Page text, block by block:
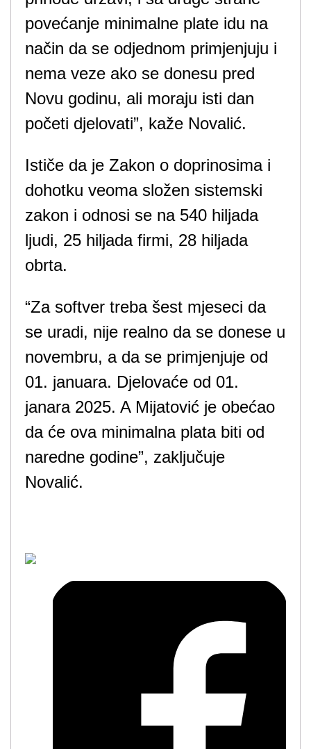
povećanje minimalne plate idu na
način da se odjednom primjenjuju i
nema veze ako se donesu pred
Novu godinu, ali moraju isti dan
početi djelovati”, kaže Novalić.
Ističe da je Zakon o doprinosima i
dohotku veoma složen sistemski
zakon i odnosi se na 540 hiljada
ljudi, 25 hiljada firmi, 28 hiljada
obrta.
“Za softver treba šest mjeseci da
se uradi, nije realno da se donese u
novembru, a da se primjenjuje od
01. januara. Djelovaće od 01.
janara 2025. A Mijatović je obećao
da će ova minimalna plata biti od
naredne godine”, zaključuje
Novalić.